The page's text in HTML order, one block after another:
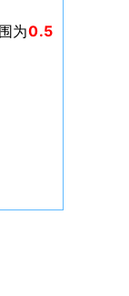
为0.5